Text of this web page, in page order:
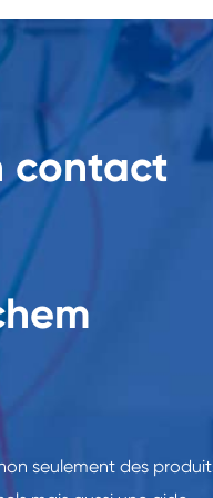
contact
seulement des